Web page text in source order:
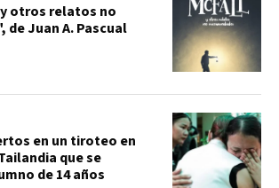
otros relatos no
Juan A. Pascual
en un tiroteo en
que se
de 14 años